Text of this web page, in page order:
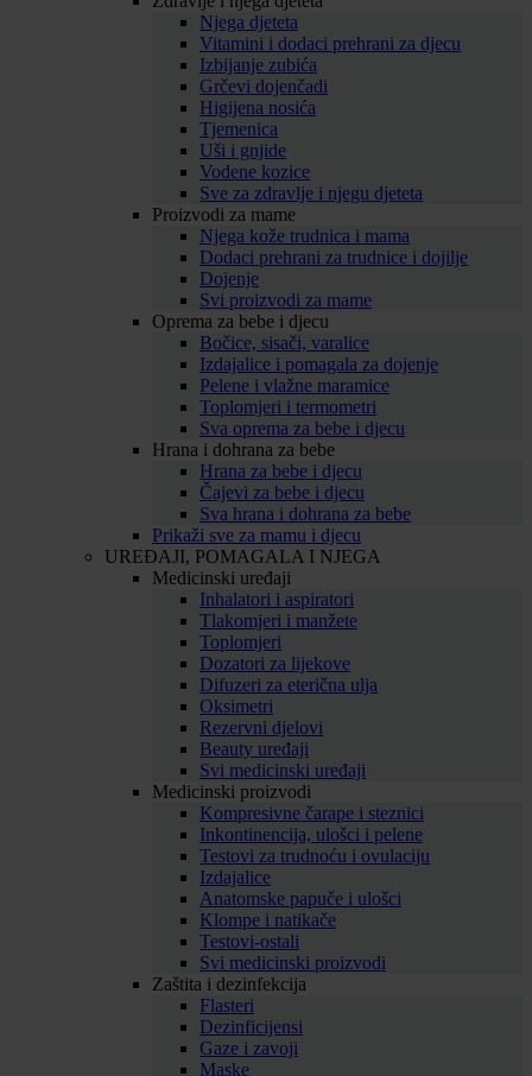
Njega djeteta
Vitamini i dodaci prehrani za djecu
Izbijanje zubića
Grčevi dojenčadi
Higijena nosića
Tjemenica
Uši i gnjide
Vodene kozice
Sve za zdravlje i njegu djeteta
Proizvodi za mame
Njega kože trudnica i mama
Dodaci prehrani za trudnice i dojilje
Dojenje
Svi proizvodi za mame
Oprema za bebe i djecu
Bočice, sisači, varalice
Izdajalice i pomagala za dojenje
Pelene i vlažne maramice
Toplomjeri i termometri
Sva oprema za bebe i djecu
Hrana i dohrana za bebe
Hrana za bebe i djecu
Čajevi za bebe i djecu
Sva hrana i dohrana za bebe
Prikaži sve za mamu i djecu
UREĐAJI, POMAGALA I NJEGA
Medicinski uređaji
Inhalatori i aspiratori
Tlakomjeri i manžete
Toplomjeri
Dozatori za lijekove
Difuzeri za eterična ulja
Oksimetri
Rezervni djelovi
Beauty uređaji
Svi medicinski uređaji
Medicinski proizvodi
Kompresivne čarape i steznici
Inkontinencija, ulošci i pelene
Testovi za trudnoću i ovulaciju
Izdajalice
Anatomske papuče i ulošci
Klompe i natikače
Testovi-ostali
Svi medicinski proizvodi
Zaštita i dezinfekcija
Flasteri
Dezinficijensi
Gaze i zavoji
Maske